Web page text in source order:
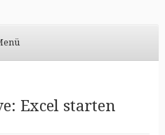
Excel starten